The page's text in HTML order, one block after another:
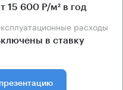
15 600 Р/м² в год
Эксплуатационные расходы
в ставку